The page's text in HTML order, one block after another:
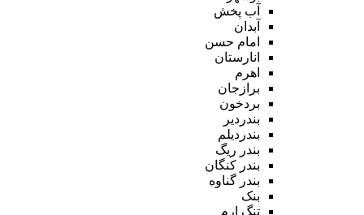
آب پخش
آبدان
امام حسن
انارستان
اهرم
برازجان
بردخون
بندردیر
بندردیلم
بندر ریگ
بندر کنگان
بندر گناوه
بنک
تنگ ارم